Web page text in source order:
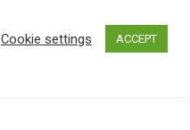
Cookie settings ACCEPT